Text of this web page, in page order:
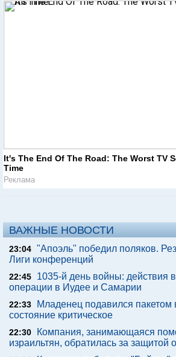
It's The End Of The Road: The Worst TV
Time
Реклама
ВАЖНЫЕ НОВОСТИ
23:04 "Апоэль" победил поляков.
Лиги конференций
22:45
1035-й день войны: действия
операции в Иудее и Самарии
22:33
Младенец подавился пакетом
состояние критическое
22:30
Компания, занимающаяся
израильтян, обратилась за защитой